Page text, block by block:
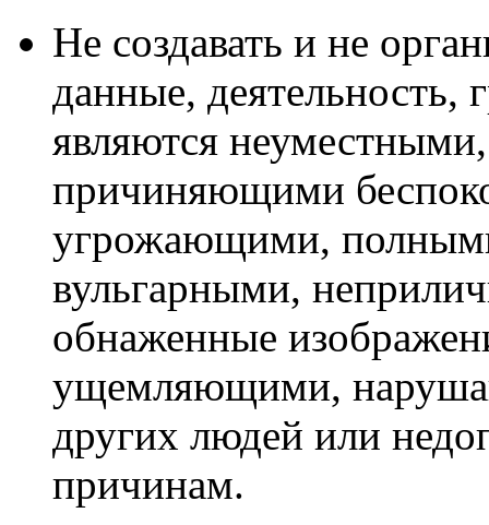
Не создавать и не
данные, деятельность,
являются
причиняющими
угрожающими,
вульгарными,
обнаженные
ущемляющими,
других людей или
причинам.